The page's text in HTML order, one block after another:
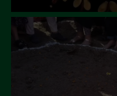
Novembre 2022
Ottobre 2022
Settembre 2022